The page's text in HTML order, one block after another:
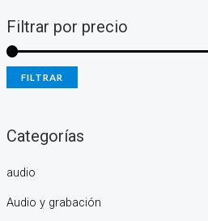
Filtrar por precio
FILTRAR
Categorías
audio
Audio y grabación